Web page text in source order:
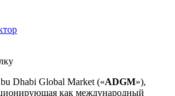
Dhabi Global Market («ADGM»),
как международный